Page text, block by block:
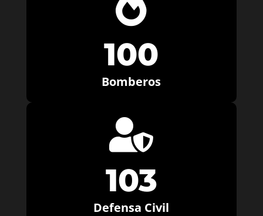

100
Bomberos

103
Defensa Civil